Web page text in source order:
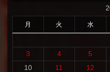
月 火 水
3
4 5
10
11 12